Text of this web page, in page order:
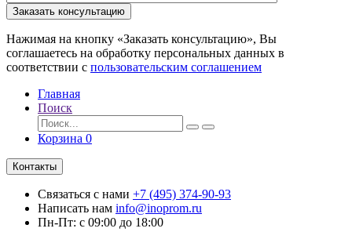
Заказать консультацию
Нажимая на кнопку «Заказать консультацию», Вы
соглашаетесь на обработку персональных данных в
соответствии с пользовательским соглашением
Главная
Поиск
Корзина 0
Контакты
Связаться с нами +7 (495) 374-90-93
Написать нам info@inoprom.ru
Пн-Пт: с 09:00 до 18:00